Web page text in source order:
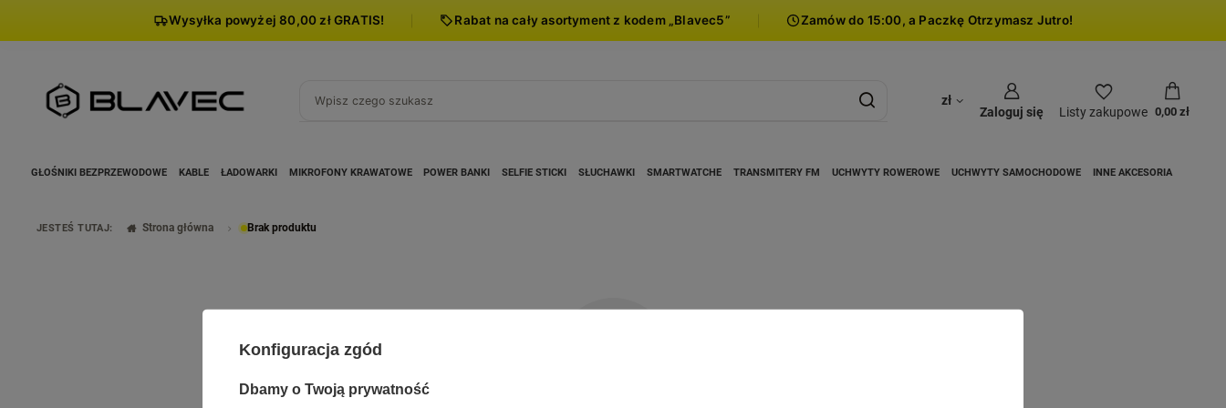
Wysyłka powyżej 80,00 zł GRATIS! Rabat na cały asortyment z kodem „Blavec5” Zamów do 15:00, a Paczkę Otrzymasz Jutro!
zł
Zaloguj się
Listy zakupowe 0,00 zł
GŁOŚNIKI BEZPRZEWODOWE KABLE ŁADOWARKI MIKROFONY KRAWATOWE POWER BANKI SELFIE STICKI SŁUCHAWKI SMARTWATCHE TRANSMITERY FM UCHWYTY ROWEROWE UCHWYTY SAMOCHODOWE INNE AKCESORIA
JESTEŚ TUTAJ: Strona główna Brak produktu
Konfiguracja zgód
Dbamy o Twoją prywatność